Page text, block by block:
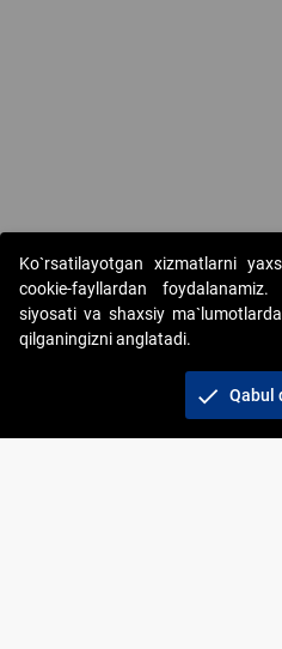
Copyright © 2017-2026. "Elektron
tashkil etish" AJ. Barcha huquqlar
Ko`rsatilayotgan xizmatlarni
cookie-fayllardan
siyosati va shaxsiy
qilganingizni anglatadi.
check Qabul